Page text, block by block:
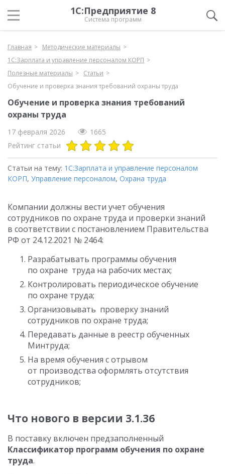
1С:Предприятие 8
Система программ
Главная
Методические материалы
1С:Зарплата и управление персоналом КОРП
Полезные материалы
Статьи
Обучение и проверка знания требований охраны труда
Обучение и проверка знания требований
охраны труда
17 февраля 2026
1665
Рейтинг статьи
Статьи на тему: 1С:Зарплата и управление персоналом
КОРП, Управление персоналом, Охрана труда
Компании должны вести учет обучения
сотрудников по охране труда и проверки знаний
в соответствии с постановлением Правительства
РФ от 24.12.2021 № 2464:
Разрабатывать программы обучения
по охране труда на рабочих местах;
Контролировать периодическое обучение
по охране труда;
Организовывать проверку знаний
сотрудников по охране труда;
Передавать данные в реестр обученных
Минтруда;
На время обучения с отрывом
от производства оформлять отсутствия
сотрудников;
Что нового в версии 3.1.36
В поставку включен предзаполненный
Классификатор программ обучения по охране
труда.